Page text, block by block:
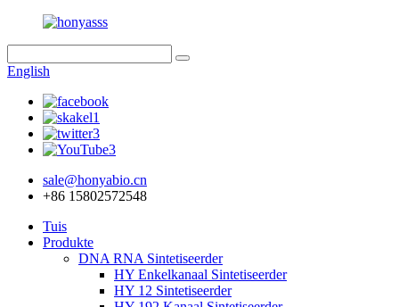
English
sale@honyabio.cn
+86 15802572548
Tuis
Produkte
DNA RNA Sintetiseerder
HY Enkelkanaal Sintetiseerder
HY 12 Sintetiseerder